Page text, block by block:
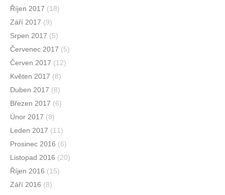
Říjen 2017 (18)
Září 2017 (9)
Srpen 2017 (5)
Červenec 2017 (5)
Červen 2017 (12)
Květen 2017 (8)
Duben 2017 (8)
Březen 2017 (6)
Únor 2017 (8)
Leden 2017 (11)
Prosinec 2016 (6)
Listopad 2016 (20)
Říjen 2016 (15)
Září 2016 (8)